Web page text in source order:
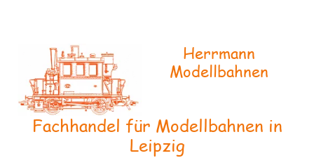
Herrmann
Modellbahnen
Fachhandel für Modellbahnen in
Leipzig